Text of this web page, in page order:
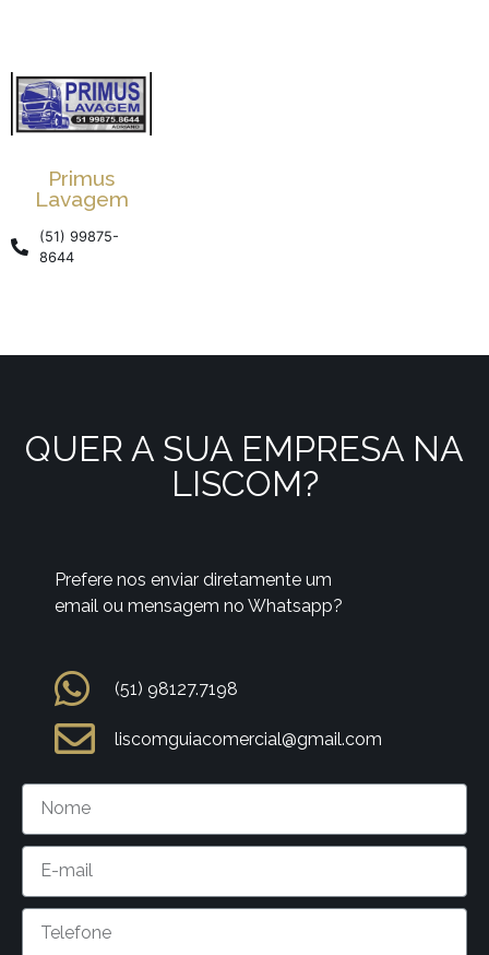
Primus
Lavagem
(51) 99875-
8644
QUER A SUA EMPRESA NA
LISCOM?
Prefere nos enviar diretamente um
email ou mensagem no Whatsapp?
(51) 98127.7198
liscomguiacomercial@gmail.com